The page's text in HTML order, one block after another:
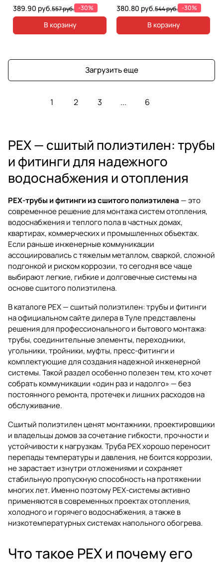
389.90 руб.557 руб. -30%
В корзину
380.80 руб.544 руб. -30%
В корзину
Загрузить еще
1 2 3 ... 6
PEX — сшитый полиэтилен: трубы
и фитинги для надежного
водоснабжения и отопления
PEX-трубы и фитинги из сшитого полиэтилена — это
современное решение для монтажа систем отопления,
водоснабжения и теплого пола в частных домах,
квартирах, коммерческих и промышленных объектах.
Если раньше инженерные коммуникации
ассоциировались с тяжелым металлом, сваркой, сложной
подгонкой и риском коррозии, то сегодня все чаще
выбирают легкие, гибкие и долговечные системы на
основе сшитого полиэтилена.
В каталогеPEX — сшитый полиэтилен: трубы и фитинги
на официальном сайте дилера в Туле представлены
решения для профессионального и бытового монтажа:
трубы, соединительные элементы, переходники,
угольники, тройники, муфты, пресс-фитинги и
комплектующие для создания надежной инженерной
системы. Такой раздел особенно полезен тем, кто хочет
собрать коммуникации «один раз и надолго» — без
постоянного ремонта, протечек и лишних расходов на
обслуживание.
Сшитый полиэтилен ценят монтажники, проектировщики
и владельцы домов за сочетание гибкости, прочности и
устойчивости к нагрузкам. Труба PEX хорошо переносит
перепады температуры и давления, не боится коррозии,
не зарастает изнутри отложениями и сохраняет
стабильную пропускную способность на протяжении
многих лет. Именно поэтому PEX-системы активно
применяются в современных проектах отопления,
холодного и горячего водоснабжения, а также в
низкотемпературных системах напольного обогрева.
Что такое PEX и почему его